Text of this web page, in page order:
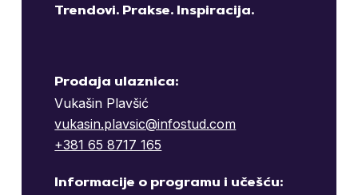
Trendovi. Prakse. Inspiracija.
Prodaja ulaznica:
Vukašin Plavšić
vukasin.plavsic@infostud.com
+381 65 8717 165
Informacije o programu i učešću: